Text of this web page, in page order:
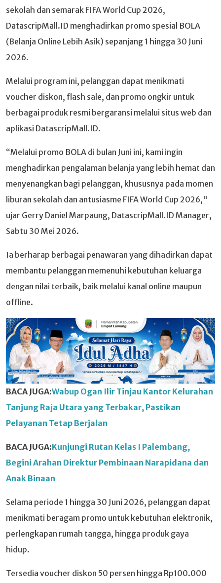
sekolah dan semarak FIFA World Cup 2026,
DatascripMall.ID menghadirkan promo spesial BOLA
(Belanja Online Lebih Asik) sepanjang 1 hingga 30 Juni
2026.
Melalui program ini, pelanggan dapat menikmati
voucher diskon, flash sale, dan promo ongkir untuk
berbagai produk resmi bergaransi melalui situs web dan
aplikasi DatascripMall.ID.
“Melalui promo BOLA di bulan Juni ini, kami ingin
menghadirkan pengalaman belanja yang lebih hemat dan
menyenangkan bagi pelanggan, khususnya pada momen
liburan sekolah dan antusiasme FIFA World Cup 2026,"
ujar Gerry Daniel Marpaung, DatascripMall.ID Manager,
Sabtu 30 Mei 2026.
Ia berharap berbagai penawaran yang dihadirkan dapat
membantu pelanggan memenuhi kebutuhan keluarga
dengan nilai terbaik, baik melalui kanal online maupun
offline.
BACA JUGA:Wabup Ogan Ilir Tinjau Kantor Kelurahan
Tanjung Raja Utara yang Terbakar, Pastikan
Pelayanan Tetap Berjalan
BACA JUGA:Kunjungi Rutan Kelas I Palembang,
Begini Arahan Direktur Pembinaan Narapidana dan
Anak Binaan
Selama periode 1 hingga 30 Juni 2026, pelanggan dapat
menikmati beragam promo untuk kebutuhan elektronik,
perlengkapan rumah tangga, hingga produk gaya
hidup.
Tersedia voucher diskon 50 persen hingga Rp100.000